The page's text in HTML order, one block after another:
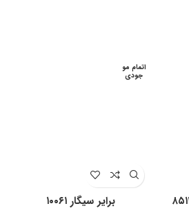
اتمام مو
جودی
‌‌برایر سیگار ۱۰۰۶۱